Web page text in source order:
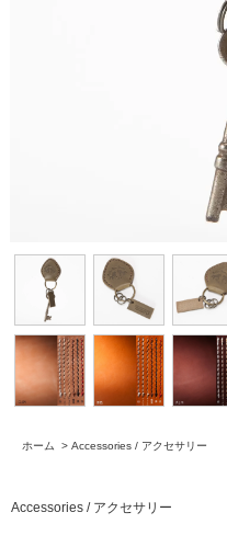
ホーム > Accessories / アクセサリー
Accessories / アクセサリー